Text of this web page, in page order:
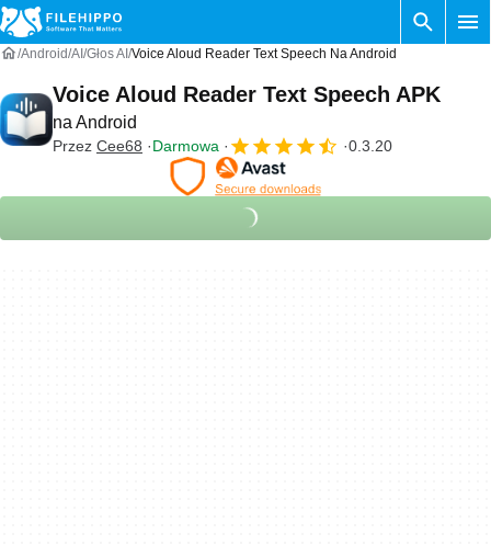
Android AI Głos AI Voice Aloud Reader Text Speech Na Android
Voice Aloud Reader Text Speech APK
na Android
Przez Cee68 Darmowa 0.3.20